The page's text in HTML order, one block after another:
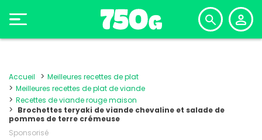
Accueil
Meilleures recettes de plat
Meilleures recettes de plat de viande
Recettes de viande rouge maison
Brochettes teryaki de viande chevaline et salade de
pommes de terre crémeuse
Sponsorisé